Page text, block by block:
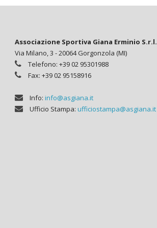
Associazione Sportiva Giana Erminio S.r.l.
Via Milano, 3 - 20064 Gorgonzola (MI)
Telefono: +39 02 95301988
Fax: +39 02 95158916
Info: info@asgiana.it
Ufficio Stampa: ufficiostampa@asgiana.it